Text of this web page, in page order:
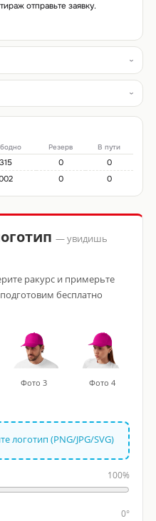
отправьте заявку.
Резерв В пути
0
0
0 0
— увидишь
ракурс и примерьте
бесплатно
Фото 3 Фото 4
логотип (PNG/JPG/SVG)
100%
0°